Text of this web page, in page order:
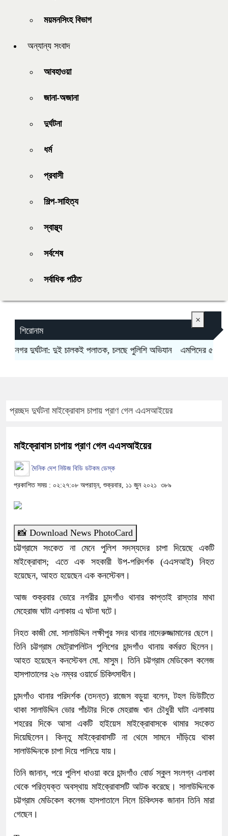
ময়মনসিংহ বিভাগ
অন্যান্য সংবাদ
আবহাওয়া
জানা-অজানা
দুর্ঘটনা
ধর্ম
প্রবাসী
শিল্প-সাহিত্য
স্বাস্থ্য
সর্বশেষ
সর্বাধিক পঠিত
শিরোনাম
দুর্ঘটনা: দুই চালকই পলাতক, চলছে পুলিশি অভিযান
এমপিদের ৫ লাখ,
×
প্রচ্ছদ দুর্ঘটনা মাইক্রোবাস চাপায় প্রাণ গেল এএসআইয়ের
মাইক্রোবাস চাপায় প্রাণ গেল এএসআইয়ের
দৈনিক দেশ নিউজ বিডি ডটকম ডেস্ক
প্রকাশিত সময় : ০২:২৭:০৮ অপরাহ্ন, শুক্রবার, ১১ জুন ২০২১ ৩৮৯
📸 Download News PhotoCard
চট্টগ্রামে সংকেত না মেনে পুলিশ সদস্যদের চাপা দিয়েছে একটি
মাইক্রোবাস; এতে এক সহকারী উপ-পরিদর্শক (এএসআই) নিহত
হয়েছেন, আহত হয়েছেন এক কনস্টেবল।
আজ শুক্রবার ভোরে নগরীর চান্দগাঁও থানার কাপ্তাই রাস্তার মাথা
মেহেরাজ ঘাটা এলাকায় এ ঘটনা ঘটে।
নিহত কাজী মো. সালাউদ্দিন লক্ষীপুর সদর থানার নাদেরুজ্জামানের ছেলে।
তিনি চট্টগ্রাম মেট্রোপলিটন পুলিশের চান্দগাঁও থানায় কর্মরত ছিলেন।
আহত হয়েছেন কনস্টেবল মো. মাসুম। তিনি চট্টগ্রাম মেডিকেল কলেজ
হাসপাতালের ২৬ নম্বর ওয়ার্ডে চিকিৎসাধীন।
চান্দগাঁও থানার পরিদর্শক (তদন্ত) রাজেস বড়ুয়া বলেন, টহল ডিউটিতে
থাকা সালাউদ্দিন ভোর পাঁচটার দিকে মেহরাজ খান চৌধুরী ঘাটা এলাকায়
শহরের দিকে আসা একটি হাইয়েস মাইক্রোবাসকে থামার সংকেত
দিয়েছিলেন। কিন্তু মাইক্রোবাসটি না থেমে সামনে দাঁড়িয়ে থাকা
সালাউদ্দিনকে চাপা দিয়ে পালিয়ে যায়।
তিনি জানান, পরে পুলিশ ধাওয়া করে চান্দগাঁও বোর্ড স্কুল সংলগ্ন এলাকা
থেকে পরিত্যক্ত অবস্থায় মাইক্রোবাসটি আটক করেছে। সালাউদ্দিনকে
চট্টগ্রাম মেডিকেল কলেজ হাসপাতালে নিলে চিকিৎসক জানান তিনি মারা
গেছেন।